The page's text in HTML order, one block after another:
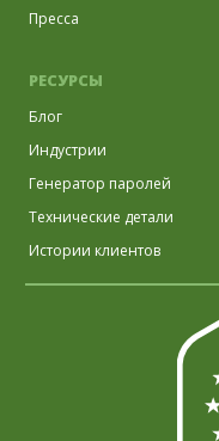
Пресса
РЕСУРСЫ
Блог
Индустрии
Генератор паролей
Технические детали
Истории клиентов